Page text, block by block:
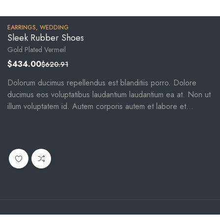
EARRINGS, WEDDING
Sleek Rubber Shoes
Gold Plated Vermeil
$620.91
$434.00
Dolorum ducimus repellendus est blanditiis porro. Dolore
ducimus eos voluptatibus laudantium laudantium ea at. Non ut
illum voluptatem id. Autem corporis autem et labore et